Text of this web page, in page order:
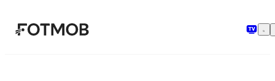
メインコンテンツへスキップ